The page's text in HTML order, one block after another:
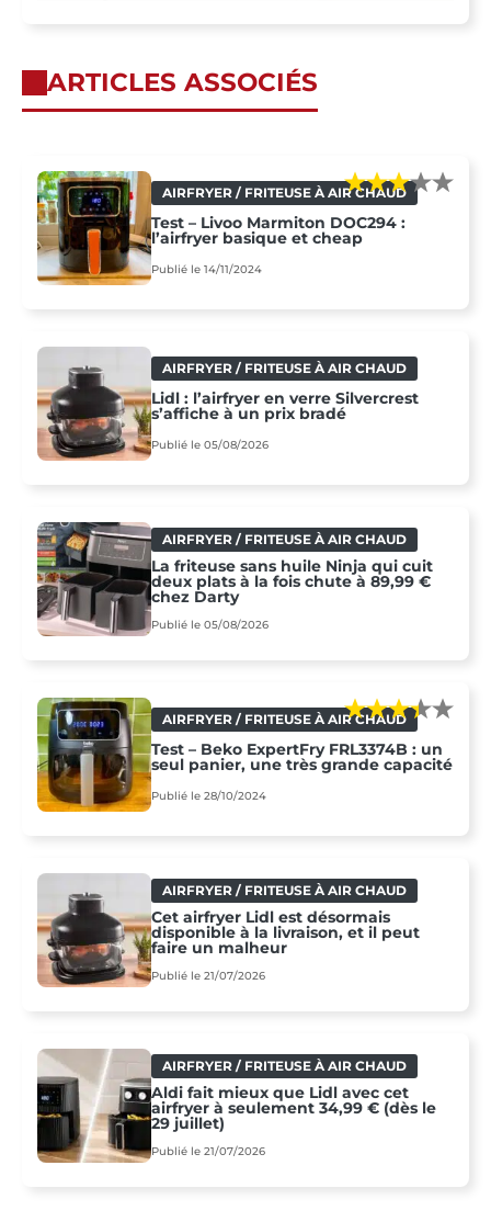
ARTICLES ASSOCIÉS
AIRFRYER / FRITEUSE À AIR CHAUD
Test – Livoo Marmiton DOC294 :
l’airfryer basique et cheap
Publié le 14/11/2024
AIRFRYER / FRITEUSE À AIR CHAUD
Lidl : l’airfryer en verre Silvercrest
s’affiche à un prix bradé
Publié le 05/08/2026
AIRFRYER / FRITEUSE À AIR CHAUD
La friteuse sans huile Ninja qui cuit
deux plats à la fois chute à 89,99 €
chez Darty
Publié le 05/08/2026
AIRFRYER / FRITEUSE À AIR CHAUD
Test – Beko ExpertFry FRL3374B : un
seul panier, une très grande capacité
Publié le 28/10/2024
AIRFRYER / FRITEUSE À AIR CHAUD
Cet airfryer Lidl est désormais
disponible à la livraison, et il peut
faire un malheur
Publié le 21/07/2026
AIRFRYER / FRITEUSE À AIR CHAUD
Aldi fait mieux que Lidl avec cet
airfryer à seulement 34,99 € (dès le
29 juillet)
Publié le 21/07/2026